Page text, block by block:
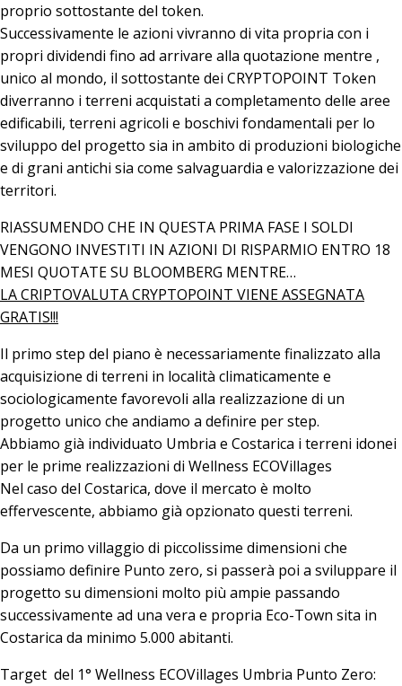
proprio sottostante del token.
Successivamente le azioni vivranno di vita propria con i
propri dividendi fino ad arrivare alla quotazione mentre ,
unico al mondo, il sottostante dei CRYPTOPOINT Token
diverranno i terreni acquistati a completamento delle aree
edificabili, terreni agricoli e boschivi fondamentali per lo
sviluppo del progetto sia in ambito di produzioni biologiche
e di grani antichi sia come salvaguardia e valorizzazione dei
territori.
RIASSUMENDO CHE IN QUESTA PRIMA FASE I SOLDI
VENGONO INVESTITI IN AZIONI DI RISPARMIO ENTRO 18
MESI QUOTATE SU BLOOMBERG MENTRE…
LA CRIPTOVALUTA CRYPTOPOINT VIENE ASSEGNATA
GRATIS!!!
Il primo step del piano è necessariamente finalizzato alla
acquisizione di terreni in località climaticamente e
sociologicamente favorevoli alla realizzazione di un
progetto unico che andiamo a definire per step.
Abbiamo già individuato Umbria e Costarica i terreni idonei
per le prime realizzazioni di Wellness ECOVillages
Nel caso del Costarica, dove il mercato è molto
effervescente, abbiamo già opzionato questi terreni.
Da un primo villaggio di piccolissime dimensioni che
possiamo definire Punto zero, si passerà poi a sviluppare il
progetto su dimensioni molto più ampie passando
successivamente ad una vera e propria Eco-Town sita in
Costarica da minimo 5.000 abitanti.
Target del 1° Wellness ECOVillages Umbria Punto Zero: